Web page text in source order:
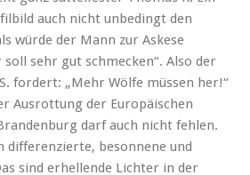
auch nicht unbedingt den
würde der Mann zur Askese
sehr gut schmecken“. Also der
fordert: „Mehr Wölfe müssen her!“
Ausrottung der Europäischen
darf auch nicht fehlen.
differenzierte, besonnene und
sind erhellende Lichter in der